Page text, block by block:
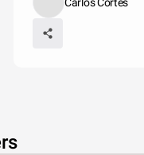
Carlos Cortes